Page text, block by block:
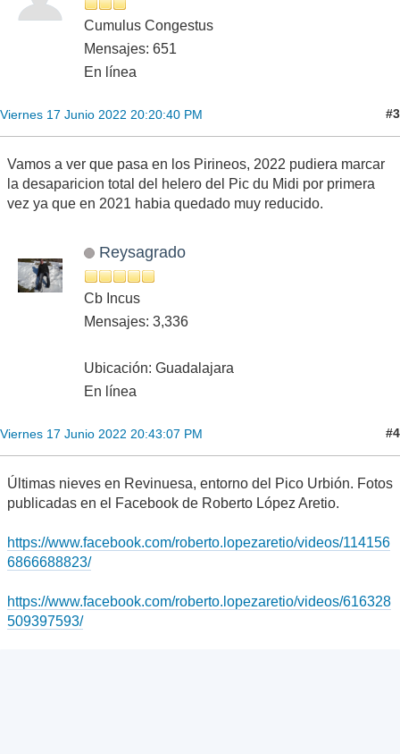
Cumulus Congestus
Mensajes: 651
En línea
Viernes 17 Junio 2022 20:20:40 PM #3
Vamos a ver que pasa en los Pirineos, 2022 pudiera marcar
la desaparicion total del helero del Pic du Midi por primera
vez ya que en 2021 habia quedado muy reducido.
Reysagrado
Cb Incus
Mensajes: 3,336
Ubicación: Guadalajara
En línea
Viernes 17 Junio 2022 20:43:07 PM #4
Últimas nieves en Revinuesa, entorno del Pico Urbión. Fotos
publicadas en el Facebook de Roberto López Aretio.
https://www.facebook.com/roberto.lopezaretio/videos/114156
6866688823/
https://www.facebook.com/roberto.lopezaretio/videos/616328
509397593/